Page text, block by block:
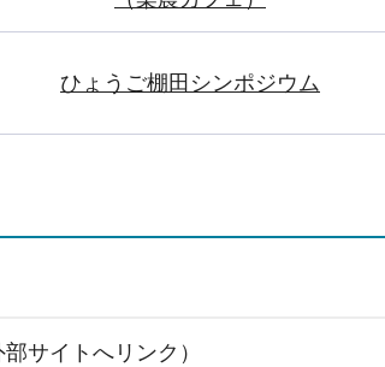
ひょうご棚田シンポジウム
サイトへリンク）